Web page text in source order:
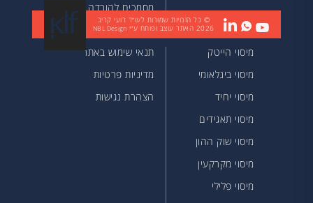
מסמכים להורדה
מאמרים
מיסוי הייטק
מיסוי בינלאומי
מיסוי יחיד
מיסוי תאגידים
מיסוי שוק ההון
מיסוי מקרקעין
מיסוי פלילי
תנאי שימוש באתר
מדיניות פרטיות
הצהרת נגישות
© כל הזכויות שמורות לעו״ד רועי קריב
2026 האתר עוצב ופותח ע״י NBL Design